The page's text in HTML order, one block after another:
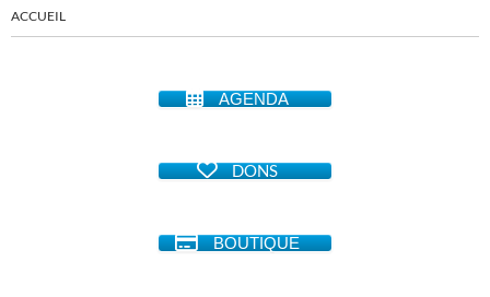
ACCUEIL
AGENDA
DONS
BOUTIQUE